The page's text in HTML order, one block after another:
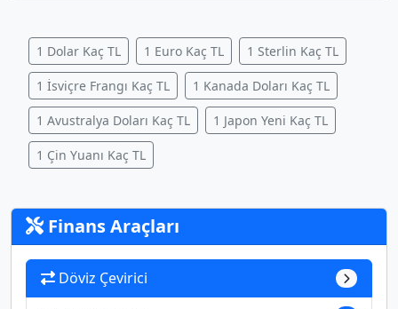
1 Dolar Kaç TL 1 Euro Kaç TL 1 Sterlin Kaç TL
1 İsviçre Frangı Kaç TL 1 Kanada Doları Kaç TL
1 Avustralya Doları Kaç TL 1 Japon Yeni Kaç TL
1 Çin Yuanı Kaç TL
Finans Araçları
Döviz Çevirici